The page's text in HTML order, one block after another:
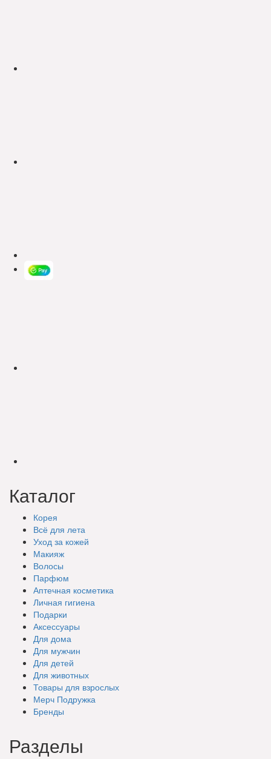
Каталог
Корея
Всё для лета
Уход за кожей
Макияж
Волосы
Парфюм
Аптечная косметика
Личная гигиена
Подарки
Аксессуары
Для дома
Для мужчин
Для детей
Для животных
Товары для взрослых
Мерч Подружка
Бренды
Разделы